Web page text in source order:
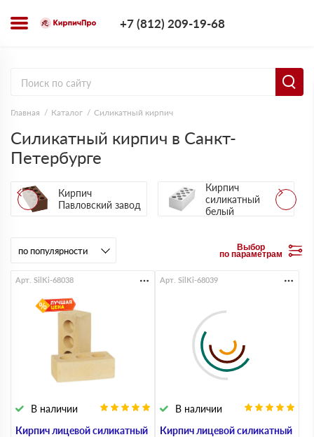
+7 (812) 209-19-68
Главная Каталог Силикатный кирпич
Силикатный кирпич в Санкт-
Петербурге
Кирпич
Павловский завод
Кирпич
силикатный
белый
Выбор
по параметрам
Кирпич лицевой силикатный
В наличии
Арт. SilKi-68038
Кирпич лицевой силикатный
В наличии
Арт. SilKi-68039